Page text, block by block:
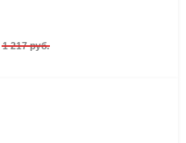
1 217 руб.